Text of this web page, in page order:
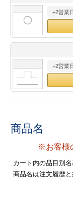
ファイル印刷
ァイル印刷
印刷
リーブ印刷
加工
ムカード印刷
フォルダー
ファイル印刷
ァイル印刷
+2営業
+2営業
商品名
※お客様
カート内の品目別名
商品名は注文履歴と